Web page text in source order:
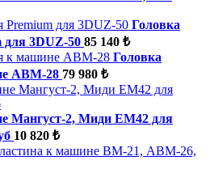
Головка
для 3DUZ-50 85 140 ₺
Головка
ABM-28 79 980 ₺
Мангуст-2, Миди ЕМ42 для
10 820 ₺